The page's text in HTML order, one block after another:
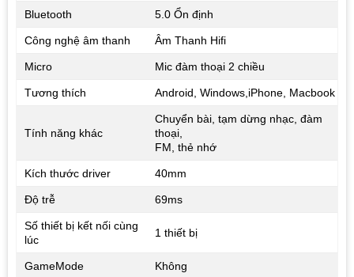
Bluetooth 5.0 Ổn định
Công nghệ âm thanh Âm Thanh Hifi
Micro Mic đàm thoại 2 chiều
Tương thích Android, Windows,iPhone, Macbook
Tính năng khác
Chuyển bài, tạm dừng nhạc, đàm
thoại,
FM, thẻ nhớ
Kích thước driver 40mm
Độ trễ 69ms
Số thiết bị kết nối cùng
lúc
1 thiết bị
GameMode Không